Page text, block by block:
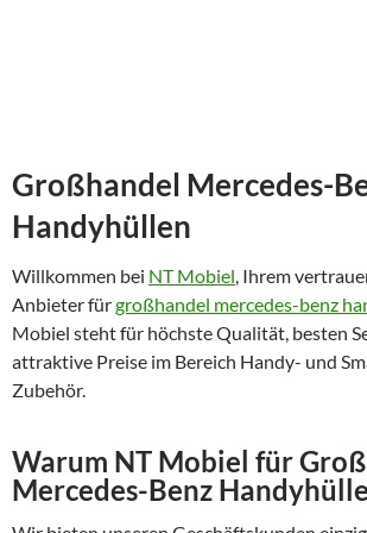
Großhandel Mercedes-
Handyhüllen
Willkommen bei NT Mobiel, Ihrem
Anbieter fürgroßhandel mercedes-benz
Mobiel steht für höchste Qualität, besten
attraktive Preise im Bereich Handy- und
Zubehör.
Warum NT Mobiel für
Mercedes-Benz